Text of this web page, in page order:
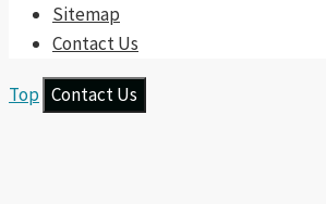
Sitemap
Contact Us
Top Contact Us